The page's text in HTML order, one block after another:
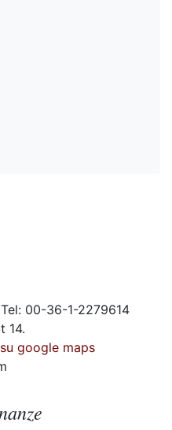
00-36-1-2279614
14.
google maps